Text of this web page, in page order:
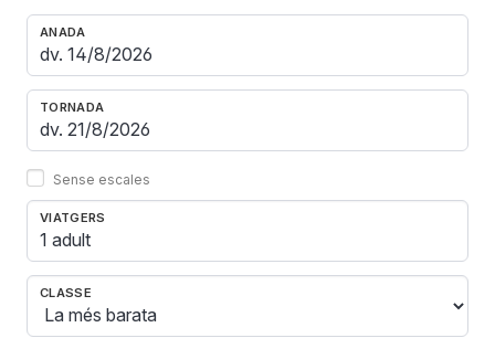
ANADA
TORNADA
Sense escales
VIATGERS
1 adult
CLASSE